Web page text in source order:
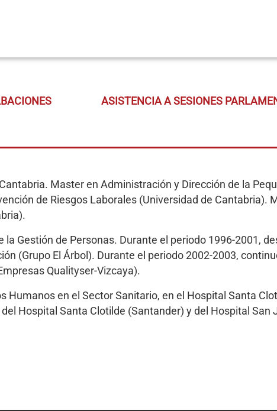
ASISTENCIA A SESIONES
Master en Administración y Dirección de la
de Riesgos Laborales (Universidad de Cantabria).
Gestión de Personas. Durante el periodo 1996-2001,
(Grupo El Árbol). Durante el periodo 2002-2003,
Qualityser-Vizcaya).
Humanos en el Sector Sanitario, en el Hospital Santa
Hospital Santa Clotilde (Santander) y del Hospital San